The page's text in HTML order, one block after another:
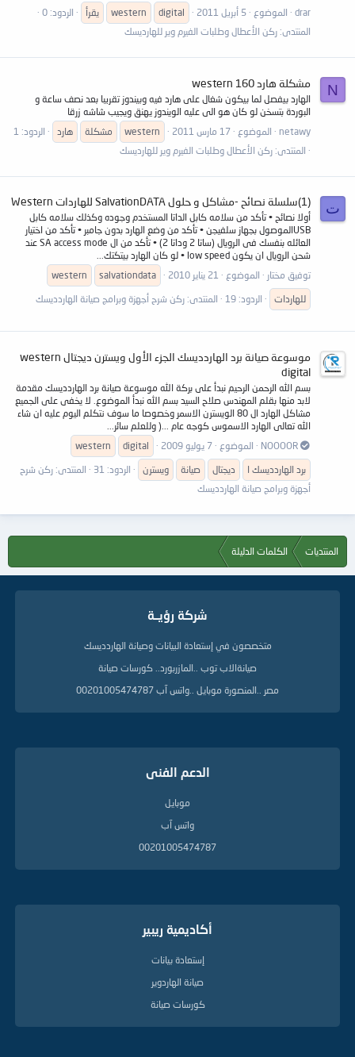
drar
الموضوع 5 أبريل 2011 digital
western يقرأ
الردود: 0
المنتدى: ركن الأعطال وطلبات الفيرم وير للهارديسك
N مشكلة هارد 160 western
الهارد بيفصل لما بيكون شغال على هارد فيه وبيندوز تقريبا بعد نصف ساعة و
البوردة بتسخن لو كان هو الى عليه الويندوز يهنق ويجيب شاشه زرقا
netawy
الموضوع 17 مارس 2011 western مشكلة هارد
الردود: 1
المنتدى: ركن الأعطال وطلبات الفيرم وير للهارديسك
ت (1)سلسلة نصائح -مشاكل و حلول SalvationDATA للهاردات Western
أولا نصائح • تأكد من سلامه كابل الداتا المستخدم وجوده وكذلك سلامه كابل
USBالموصول بجهاز سلفيجن • تأكد من وضع الهارد بدون جامبر • تأكد من اختيار
العائله بنفسك فى الرويال (ساتا 2 وداتا 2) • تأكد من ال SA access mode عند
شحن الرويال ان يكون low speed • لو كان الهارد بيتكتك...
توفيق مختار
الموضوع 21 يناير 2010 salvationdata
western
للهاردات
الردود: 19 المنتدى: ركن شرح أجهزة وبرامج صيانة الهاردديسك
موسوعة صيانة برد الهاردديسك الجزء الأول ويسترن ديجتال western
digital
بسم الله الرحمن الرحيم نبدأ على بركة الله موسوعة صيانة برد الهاردديسك مقدمة
لابد منها بقلم المهندس صلاح السيد بسم الله نبدأ الموضوع. لا يخفى على الجميع
مشاكل الهارد ال 80 الويسترن الاسمر وخصوصا ما سوف نتكلم اليوم عليه ان شاء
الله تعالى الهارد الاسموس كوجه عام ...( وللعلم سائر...
NOOOOR
الموضوع 7 يوليو 2009 digital
western
برد الهاردديسك ا
ديجتال صيانة ويسترن الردود: 31 المنتدى: ركن شرح
أجهزة وبرامج صيانة الهاردديسك
المنتديات الكلمات الدليلة
شركة رؤيــة
متخصصون في إستعادة البيانات وصيانة الهاردديسك
صيانةالاب توب ..المازربورد.. كورسات صيانة
مصر ..المنصورة موبايل ..واتس آب 00201005474787
الدعم الفنى
موبايل
واتس آب
00201005474787
أكاديمية ريبير
إستعادة بيانات
صيانة الهاردوير
كورسات صيانة